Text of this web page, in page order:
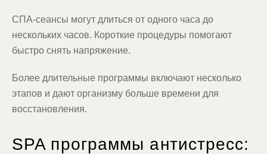
СПА-сеансы могут длиться от одного часа до
нескольких часов. Короткие процедуры помогают
быстро снять напряжение.
Более длительные программы включают несколько
этапов и дают организму больше времени для
восстановления.
SPA программы антистресс: